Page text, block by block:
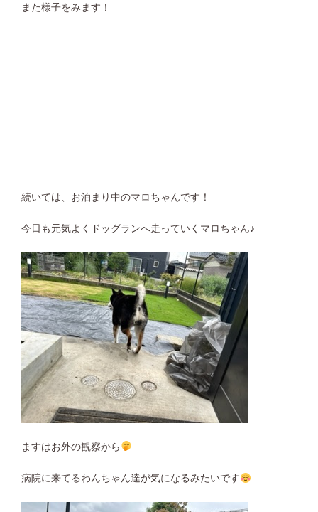
また様子をみます！
続いては、お泊まり中のマロちゃんです！
今日も元気よくドッグランへ走っていくマロちゃん♪
ますはお外の観察から
病院に来てるわんちゃん達が気になるみたいです